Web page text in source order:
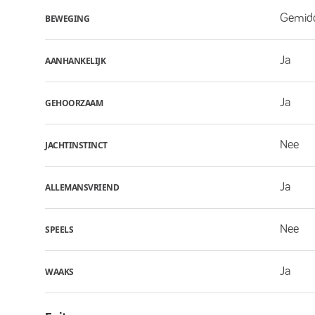
BEWEGING
AANHANKELIJK Ja
GEHOORZAAM Ja
JACHTINSTINCT Nee
ALLEMANSVRIEND Ja
SPEELS Nee
WAAKS Ja